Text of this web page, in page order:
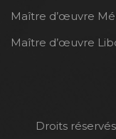
Maître d’œuvre
Maître d’œuvre
Droits réservés